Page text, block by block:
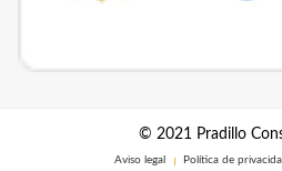
© 2021 Pradillo
Aviso legal Política de